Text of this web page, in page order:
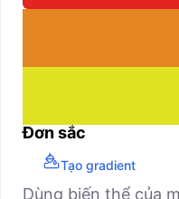
Đơn sắc
Tạo gradient
Dùng biến thể của